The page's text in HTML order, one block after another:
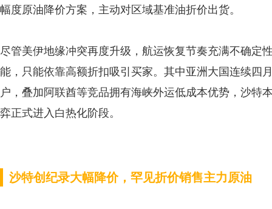
幅度原油降价方案，主动对区域基准油折价出货。
尽管美伊地缘冲突再度升级，航运恢复节奏充满不确定
能，只能依靠高额折扣吸引买家。其中亚洲大国连续四
户，叠加阿联酋等竞品拥有海峡外运低成本优势，沙特
弈正式进入白热化阶段。
沙特创纪录大幅降价，罕见折价销售主力原油